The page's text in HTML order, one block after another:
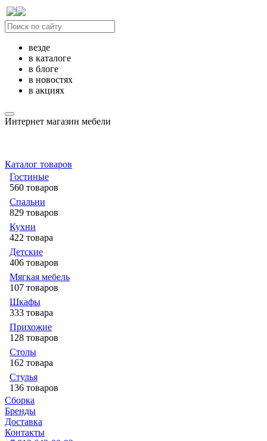
везде
в каталоге
в блоге
в новостях
в акциях
Интернет магазин мебели
Каталог товаров
Гостиные
560 товаров
Спальни
829 товаров
Кухни
422 товара
Детские
406 товаров
Мягкая мебель
107 товаров
Шкафы
333 товара
Прихожие
128 товаров
Столы
162 товара
Стулья
136 товаров
Сборка
Бренды
Доставка
Контакты